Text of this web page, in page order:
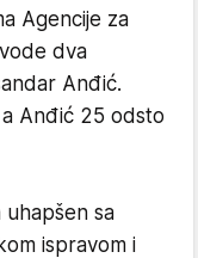
Agencije za
dva
Anđić.
Anđić 25 odsto
uhapšen sa
ispravom i